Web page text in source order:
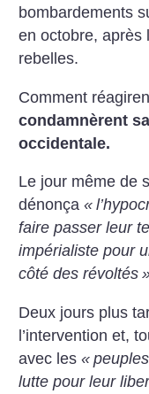
bombardements
en octobre, après
rebelles.
Comment
condamnèrent
occidentale.
Le jour même de
dénonça«
faire passer leur
impérialiste pour
côté des révoltés
Deux jours plus
l’intervention et,
avec les«
lutte pour leur